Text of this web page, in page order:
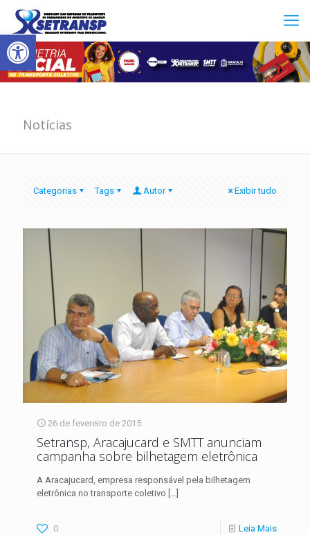
Abrir a barra de ferramentas
Notícias
Categorias Tags Autor Exibir tudo
26 de fevereiro de 2015
Setransp, Aracajucard e SMTT anunciam
campanha sobre bilhetagem eletrônica
A Aracajucard, empresa responsável pela bilhetagem
eletrônica no transporte coletivo […]
0 Leia Mais